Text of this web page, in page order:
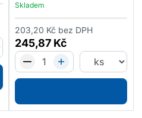
Skladem
245,87 Kč
203,20 Kč bez DPH